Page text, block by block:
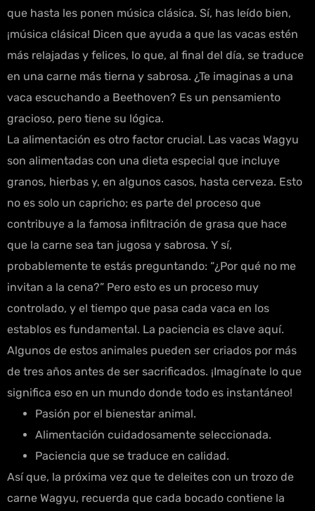
que hasta les ponen música clásica. Sí, has leído bien,
¡música clásica! Dicen que ayuda a que las vacas estén
más relajadas y felices, lo que, al final del día, se traduce
en una carne más tierna y sabrosa. ¿Te imaginas a una
vaca escuchando a Beethoven? Es un pensamiento
gracioso, pero tiene su lógica.
La alimentación es otro factor crucial. Las vacas Wagyu
son alimentadas con una dieta especial que incluye
granos, hierbas y, en algunos casos, hasta cerveza. Esto
no es solo un capricho; es parte del proceso que
contribuye a la famosa infiltración de grasa que hace
que la carne sea tan jugosa y sabrosa. Y sí,
probablemente te estás preguntando: “¿Por qué no me
invitan a la cena?” Pero esto es un proceso muy
controlado, y el tiempo que pasa cada vaca en los
establos es fundamental. La paciencia es clave aquí.
Algunos de estos animales pueden ser criados por más
de tres años antes de ser sacrificados. ¡Imagínate lo que
significa eso en un mundo donde todo es instantáneo!
Pasión por el bienestar animal.
Alimentación cuidadosamente seleccionada.
Paciencia que se traduce en calidad.
Así que, la próxima vez que te deleites con un trozo de
carne Wagyu, recuerda que cada bocado contiene la